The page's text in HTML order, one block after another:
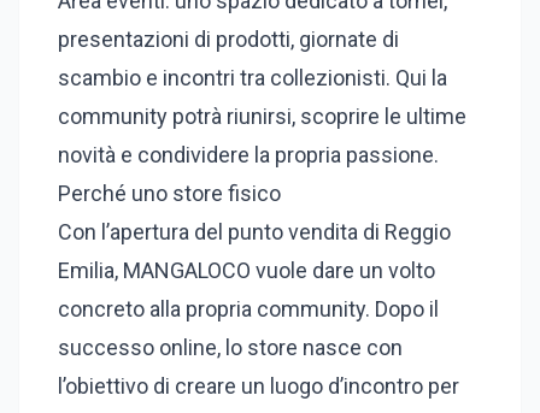
presentazioni di prodotti, giornate di
scambio e incontri tra collezionisti. Qui la
community potrà riunirsi, scoprire le ultime
novità e condividere la propria passione.
Perché uno store fisico
Con l’apertura del punto vendita di Reggio
Emilia, MANGALOCO vuole dare un volto
concreto alla propria community. Dopo il
successo online, lo store nasce con
l’obiettivo di creare un luogo d’incontro per